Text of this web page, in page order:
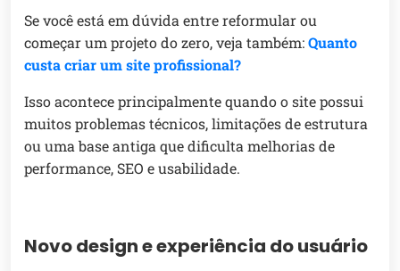
Se você está em dúvida entre reformular ou
começar um projeto do zero, veja também:Quanto
custa criar um site profissional?
Isso acontece principalmente quando o site possui
muitos problemas técnicos, limitações de estrutura
ou uma base antiga que dificulta melhorias de
performance, SEO e usabilidade.
Novo design e experiência do usuário